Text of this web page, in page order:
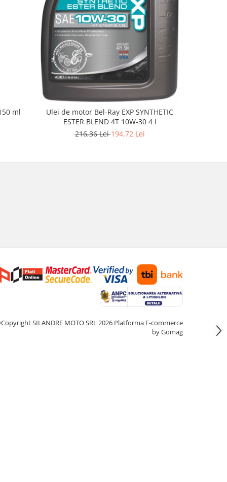
ml
Ulei de motor Bel-Ray EXP SYNTHETIC
ESTER BLEND 4T 10W-30 4 l
216,36 Lei194,72 Lei
SILANDRE MOTO SRL 2026 Platforma E-commerce
by Gomag